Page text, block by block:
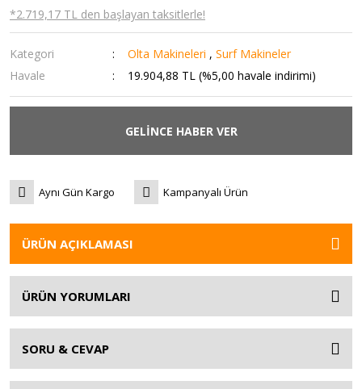
*2.719,17 TL den başlayan taksitlerle!
Kategori Olta Makineleri ,Surf Makineler
Havale
19.904,88 TL (%5,00 havale indirimi)
GELİNCE HABER VER
Aynı Gün Kargo Kampanyalı Ürün
ÜRÜN AÇIKLAMASI
ÜRÜN YORUMLARI
SORU & CEVAP